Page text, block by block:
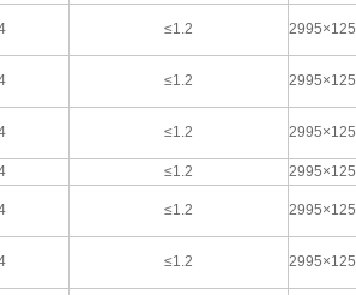
≤1.2
≤1.2
≤1.2
≤1.2
≤1.2
≤1.2